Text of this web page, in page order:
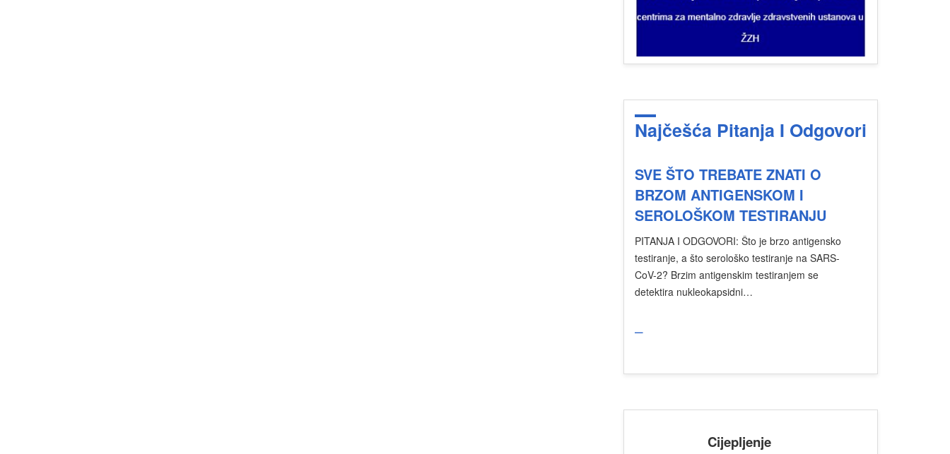
Najčešća Pitanja I Odgovori
SVE ŠTO TREBATE ZNATI O
BRZOM ANTIGENSKOM I
SEROLOŠKOM TESTIRANJU
PITANJA I ODGOVORI: Što je brzo antigensko
testiranje, a što serološko testiranje na SARS-
CoV-2? Brzim antigenskim testiranjem se
detektira nukleokapsidni…
Cijepljenje